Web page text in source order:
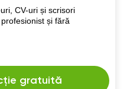
CV-uri și scrisori
și fără
gratuită